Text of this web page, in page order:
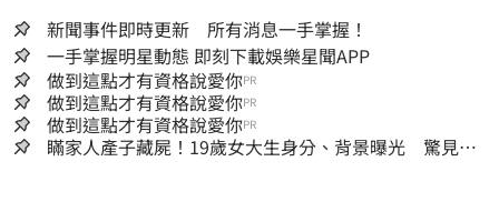
新聞事件即時更新 所有消息一手掌握！
一手掌握明星動態 即刻下載娛樂星聞APP
做到這點才有資格說愛你PR
做到這點才有資格說愛你PR
做到這點才有資格說愛你PR
瞞家人產子藏屍！19歲女大生身分、背景曝光 驚見